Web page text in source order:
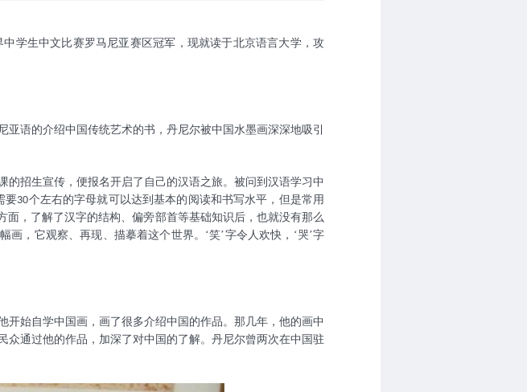
中学生中文比赛罗马尼亚赛区冠军，现就读于北京语言大学，攻
亚语的介绍中国传统艺术的书 ，丹尼尔被中国水墨画深深地吸引
招生宣传，便报名开启了自己的汉语之旅。被问到汉语学习中
要30个左右的字母就可以达到基本的阅读和书写水平，但是常用
面，了解了汉字的结构、偏旁部首等基础知识后，也就没有那么
，它观察、再现、描摹着这个世界。‘笑’字令人欢快，‘哭’字
开始自学中国画，画了很多介绍中国的作品。那几年，他的画中
通过他的作品，加深了对中国的了解。丹尼尔曾两次在中国驻